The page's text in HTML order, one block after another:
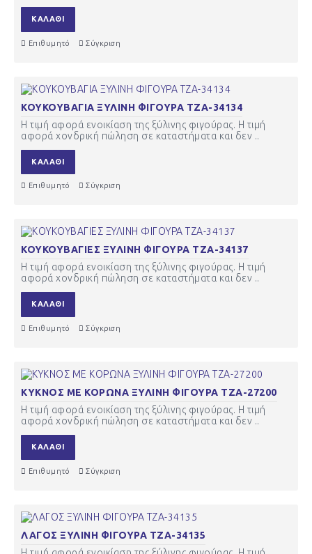
ΚΑΛΆΘΙ
Επιθυμητό Σύγκριση
ΚΟΥΚΟΥΒΑΓΙΑ ΞΥΛΙΝΗ ΦΙΓΟΥΡΑ ΤΖΑ-34134
Η τιμή αφορά ενοικίαση της ξύλινης φιγούρας. Η τιμή
αφορά χονδρική πώληση σε καταστήματα και δεν ..
ΚΑΛΆΘΙ
Επιθυμητό Σύγκριση
ΚΟΥΚΟΥΒΑΓΙΕΣ ΞΥΛΙΝΗ ΦΙΓΟΥΡΑ ΤΖΑ-34137
Η τιμή αφορά ενοικίαση της ξύλινης φιγούρας. Η τιμή
αφορά χονδρική πώληση σε καταστήματα και δεν ..
ΚΑΛΆΘΙ
Επιθυμητό Σύγκριση
ΚΥΚΝΟΣ ΜΕ ΚΟΡΩΝΑ ΞΥΛΙΝΗ ΦΙΓΟΥΡΑ ΤΖΑ-27200
Η τιμή αφορά ενοικίαση της ξύλινης φιγούρας. Η τιμή
αφορά χονδρική πώληση σε καταστήματα και δεν ..
ΚΑΛΆΘΙ
Επιθυμητό Σύγκριση
ΛΑΓΟΣ ΞΥΛΙΝΗ ΦΙΓΟΥΡΑ ΤΖΑ-34135